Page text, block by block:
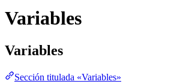
Variables
Variables
Sección titulada «Variables»